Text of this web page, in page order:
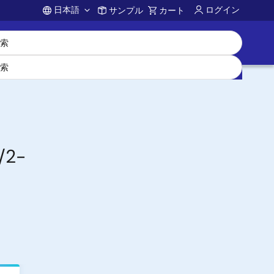
Account
日本語 サンプル カート ログイン
2-